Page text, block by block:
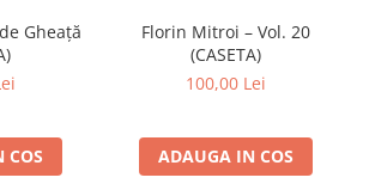
Gheață
COS
Florin Mitroi – Vol. 20
(CASETA)
100,00 Lei
ADAUGA IN COS